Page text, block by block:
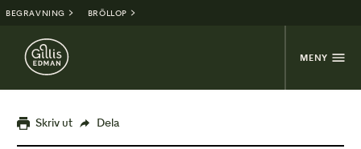
BEGRAVNING BRÖLLOP
MENY
Skriv ut Dela